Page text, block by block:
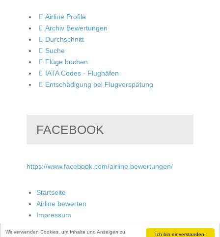
Ich bin einverstanden.
Wir verwenden Cookies, um Inhalte und Anzeigen zu
Airline Profile
Archiv Bewertungen
Durchschnitt
Suche
Flüge buchen
IATA Codes - Flughäfen
Entschädigung bei Flugverspätung
FACEBOOK
https://www.facebook.com/airline.bewertungen/
Startseite
Airline bewerten
Impressum